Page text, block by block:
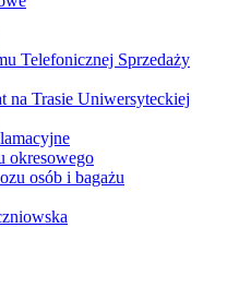
Telefonicznej Sprzedaży
na Trasie Uniwersyteckiej
okresowego
osób i bagażu